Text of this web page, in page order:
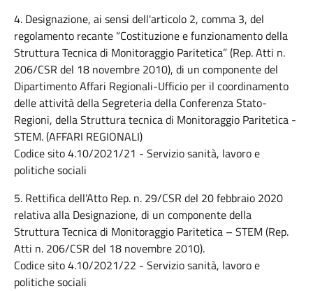
4. Designazione, ai sensi dell'articolo 2, comma 3, del
regolamento recante “Costituzione e funzionamento della
Struttura Tecnica di Monitoraggio Paritetica” (Rep. Atti n.
206/CSR del 18 novembre 2010), di un componente del
Dipartimento Affari Regionali-Ufficio per il coordinamento
delle attività della Segreteria della Conferenza Stato-
Regioni, della Struttura tecnica di Monitoraggio Paritetica -
STEM. (AFFARI REGIONALI)
Codice sito 4.10/2021/21 - Servizio sanità, lavoro e
politiche sociali
5. Rettifica dell’Atto Rep. n. 29/CSR del 20 febbraio 2020
relativa alla Designazione, di un componente della
Struttura Tecnica di Monitoraggio Paritetica – STEM (Rep.
Atti n. 206/CSR del 18 novembre 2010).
Codice sito 4.10/2021/22 - Servizio sanità, lavoro e
politiche sociali